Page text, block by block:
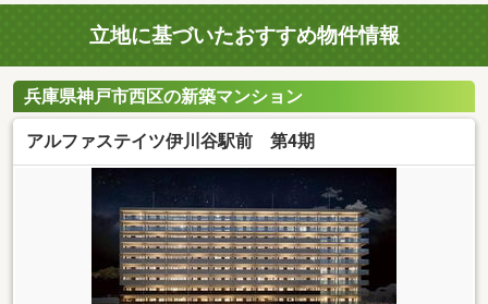
立地に基づいたおすすめ物件情報
兵庫県神戸市西区の新築マンション
アルファステイツ伊川谷駅前 第4期